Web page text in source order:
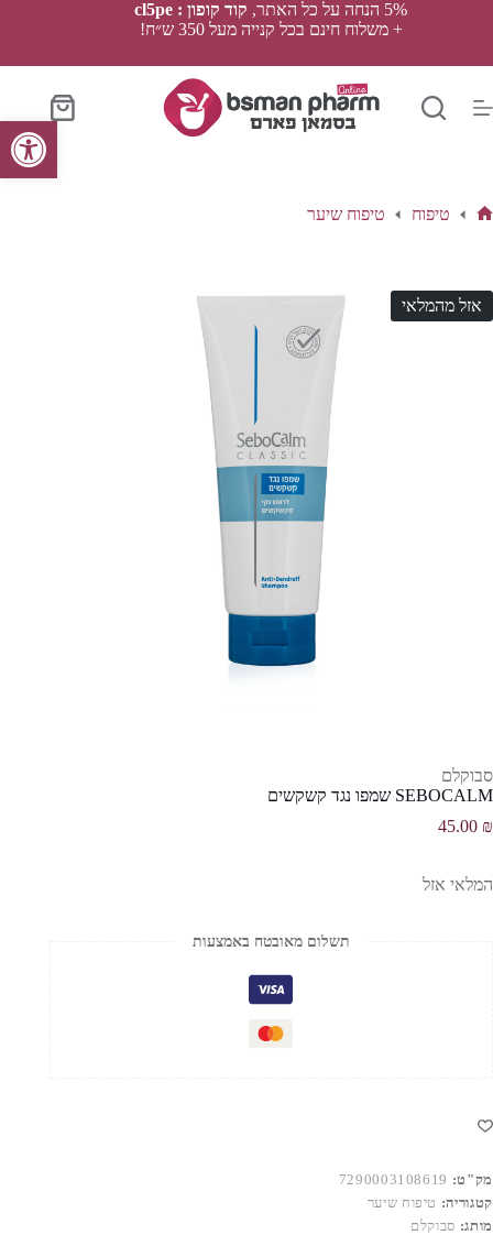
פתח סרגל נגישות
5% הנחה על כל האתר,
קוד קופון : cl5pe
+ משלוח חינם בכל קנייה מעל 350 ש״ח!
סל
הקניות
טיפוח טיפוח שיער
אזל מהמלאי
סבוקלם
SEBOCALM שמפו נגד קשקשים
45.00 ₪
המלאי אזל
תשלום מאובטח באמצעות
מק"ט: 7290003108619
קטגוריה: טיפוח שיער
מותג: סבוקלם